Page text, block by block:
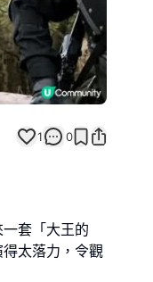
1 0
套「大王的
太落力，令觀